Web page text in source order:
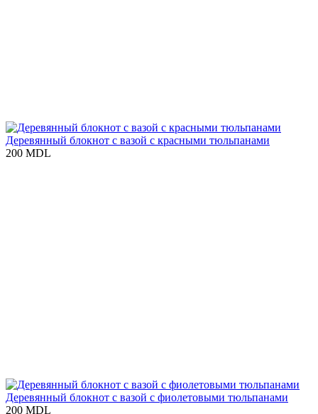
Деревянный блокнот с вазой с красными тюльпанами
200 MDL
Деревянный блокнот с вазой с фиолетовыми тюльпанами
200 MDL